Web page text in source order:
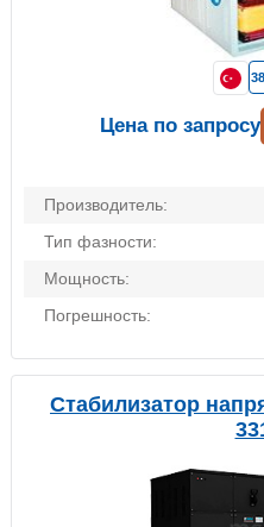
Производитель:
Тип фазности:
Мощность:
Погрешность:
Цена по запросу
Стабилизатор